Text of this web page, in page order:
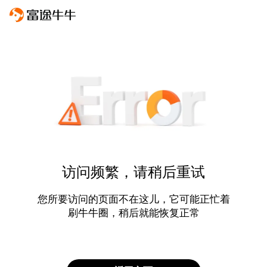
访问频繁，请稍后重试
您所要访问的页面不在这儿，它可能正忙着
刷牛牛圈，稍后就能恢复正常